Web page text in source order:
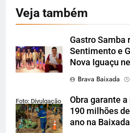
Veja também
Gastro Samba
Sentimento e
Nova Iguaçu
Brava Baixada
Foto: Divulgação
Obra garante
190 milhões
ano na